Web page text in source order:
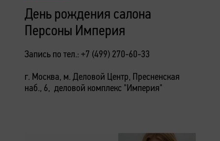
День рождения салона
Персоны Империя
Запись по тел.: +7 (499) 270-60-33
г. Москва, м. Деловой Центр, Пресненская
наб., 6, деловой комплекс "Империя"